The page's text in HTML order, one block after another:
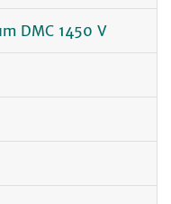
DMC 1450 V